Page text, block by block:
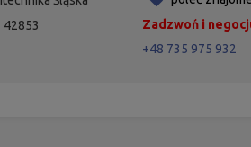
42853
Zadzwoń i
+48 735 975 932